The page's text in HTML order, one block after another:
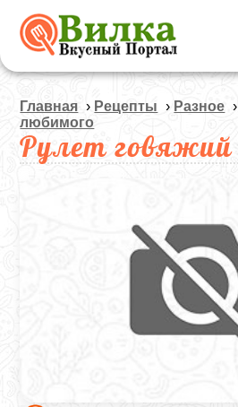
Главная › Рецепты › Разное ›
любимого
Рулет говяжий